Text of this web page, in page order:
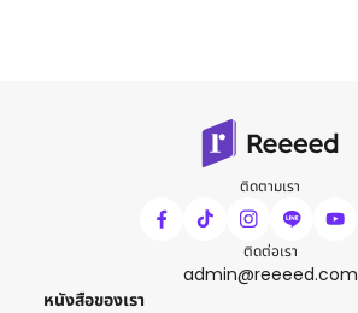
ติดตามเรา
ติดต่อเรา
admin@reeeed.com
หนังสือของเรา